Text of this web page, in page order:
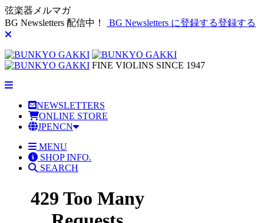
弦楽器メルマガ
BG Newsletters 配信中！
BG Newsletters に登録する登録する
FINE VIOLINS SINCE 1947
NEWSLETTERS
ONLINE STORE
JPENCN
MENU
SHOP INFO.
SEARCH